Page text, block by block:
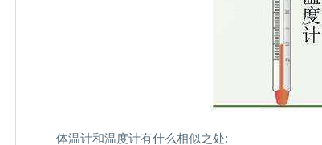
体温计和温度计有什么相似之处: